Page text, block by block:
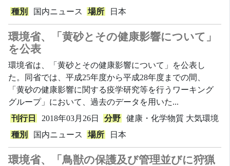
種別
国内ニュース 場所 日本
環境省、「黄砂とその健康影響について」
を公表
環境省は、「黄砂とその健康影響について」を公表し
た。同省では、平成25年度から平成28年度までの間、
「黄砂の健康影響に関する疫学研究等を行うワーキング
グループ」において、過去のデータを用いた...
刊行日
2018年03月26日 分野 健康・化学物質 大気環境
種別
国内ニュース 場所 日本
環境省、「鳥獣の保護及び管理並びに狩猟